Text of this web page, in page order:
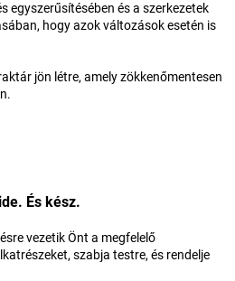
egyszerűsítésében és a szerkezetek
hogy azok változások esetén is
jön létre, amely zökkenőmentesen
És kész.
vezetik Önt a megfelelő
szabja testre, és rendelje